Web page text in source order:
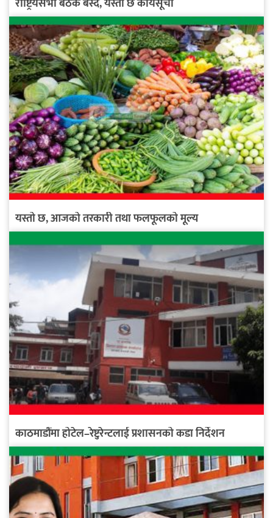
यस्तो छ, आजको तरकारी तथा फलफूलको मूल्य
काठमाडौंमा होटेल–रेष्टुरेन्टलाई प्रशासनको कडा निर्देशन